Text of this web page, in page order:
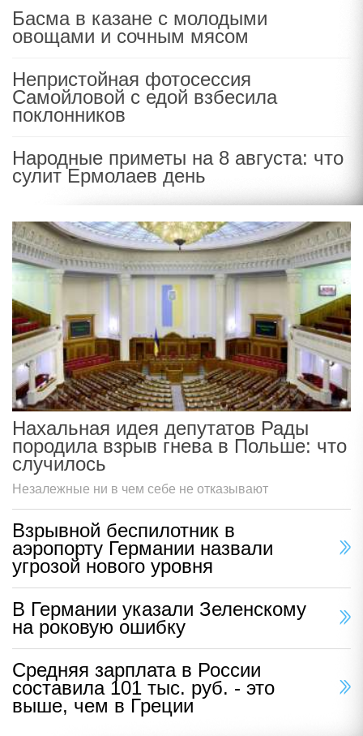
Басма в казане с молодыми
овощами и сочным мясом
Непристойная фотосессия
Самойловой с едой взбесила
поклонников
Народные приметы на 8 августа: что
сулит Ермолаев день
Нахальная идея депутатов Рады
породила взрыв гнева в Польше: что
случилось
Незалежные ни в чем себе не отказывают
Взрывной беспилотник в
аэропорту Германии назвали
угрозой нового уровня
В Германии указали Зеленскому
на роковую ошибку
Средняя зарплата в России
составила 101 тыс. руб. - это
выше, чем в Греции